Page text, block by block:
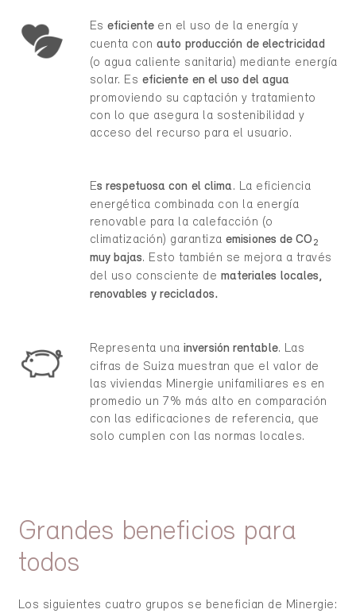
Es eficiente en el uso de la energía y
cuenta con auto producción de electricidad
(o agua caliente sanitaria) mediante energía
solar. Es eficiente en el uso del agua
promoviendo su captación y tratamiento
con lo que asegura la sostenibilidad y
acceso del recurso para el usuario.
Es respetuosa con el clima. La eficiencia
energética combinada con la energía
renovable para la calefacción (o
climatización) garantiza emisiones de CO 2
muy bajas. Esto también se mejora a través
del uso consciente de materiales locales,
renovables y reciclados.
Representa una inversión rentable. Las
cifras de Suiza muestran que el valor de
las viviendas Minergie unifamiliares es en
promedio un 7% más alto en comparación
con las edificaciones de referencia, que
solo cumplen con las normas locales.
Grandes beneficios para
todos
Los siguientes cuatro grupos se benefician de Minergie: